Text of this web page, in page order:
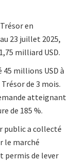
en
23 juillet 2025,
milliard USD.
millions USD à
de 3 mois.
atteignant
de 185 %.
public a collecté
le marché
permis de lever